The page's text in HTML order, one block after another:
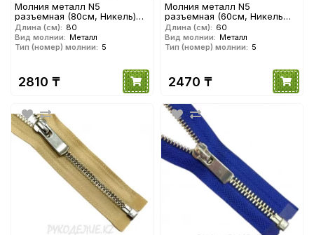
Молния металл N5
разъемная (80см, Никель)
YKK
Длина (см): 80
Вид молнии: Металл
Тип (номер) молнии: 5
2810 ₸
Молния металл N5
разъемная (60см, Никель
глянец) YKK
Длина (см): 60
Вид молнии: Металл
Тип (номер) молнии: 5
2470 ₸